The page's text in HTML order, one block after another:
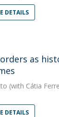
DETAILS
as
(with Cátia
DETAILS